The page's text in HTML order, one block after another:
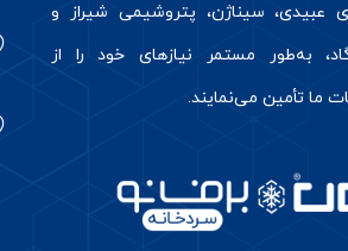
عبیدی، سیناژن، پتروشیمی شیراز و
به‌طور مستمر نیازهای خود را از
ما تأمین می‌نمایند.